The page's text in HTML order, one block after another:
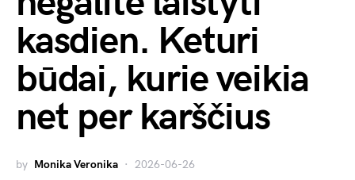
kasdien. Keturi
būdai, kurie veikia
net per karščius
by Monika Veronika 2026-06-26